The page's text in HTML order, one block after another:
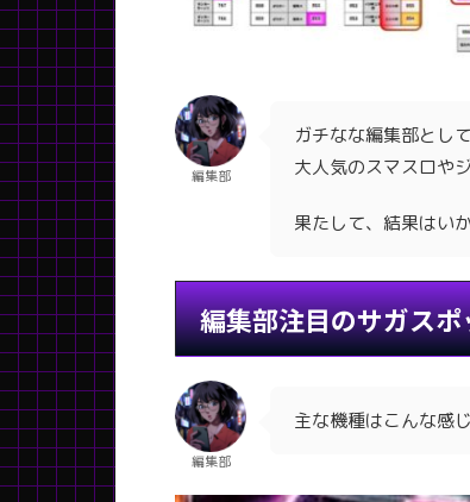
編集部
ガチなな編集部とし
大人気のスマスロや
果たして、結果はい
編集部注目のサガスポ
編集部
主な機種はこんな感